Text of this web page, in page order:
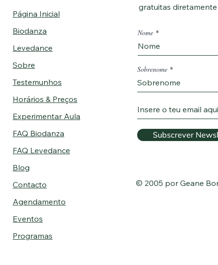
Página Inicial
Biodanza
Levedance
Sobre
Testemunhos
Horários & Preços
Experimentar Aula
FAQ Biodanza
FAQ Levedance
Blog
Contacto
Agendamento
Eventos
Programas
gratuitas
Nome
Sobrenome
Subscrever
© 2005 por Geane